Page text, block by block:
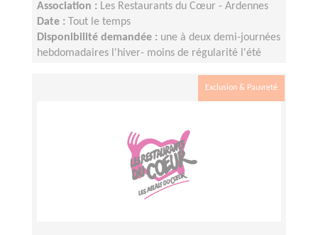
Association : Les Restaurants du Cœur - Ardennes
Date :
Tout le temps
Disponibilité demandée : une à deux demi-journées
hebdomadaires l'hiver- moins de régularité l'été
Exclusion & Pauvreté